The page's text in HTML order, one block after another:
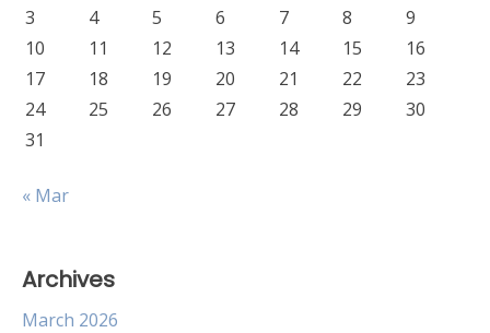
3
4 5 6 7 8
9
10
11 12 13 14 15
16
17
18 19 20 21 22
23
24
25 26 27 28 29
30
31
« Mar
Archives
March 2026